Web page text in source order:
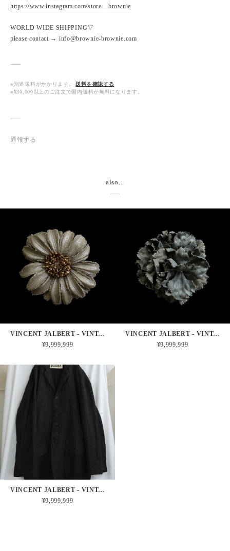
https://www.instagram.com/store__brownie
WORLD WIDE SHIPPING▽
please contact → info@brownie-brownie.com
※別途送料がかかります。
送料を確認する
※¥30,000以上のご注文で国内送料が無料になります。
通報する
also...
VINCENT JALBERT - VINTAGE FRENCH MILITARY LINEN CORSAGE - DAISY
¥9,999,999
VINCENT JALBERT - VINTAGE FRENCH MILITARY LINEN CORSAGE - CLOVE PINK
¥9,999,999
VINCENT JALBERT - VINTAGE FRENCH LINEN 6 BUTTONS COAT
¥9,999,999